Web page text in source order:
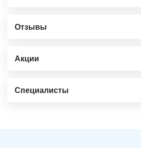
Отзывы
Акции
Специалисты